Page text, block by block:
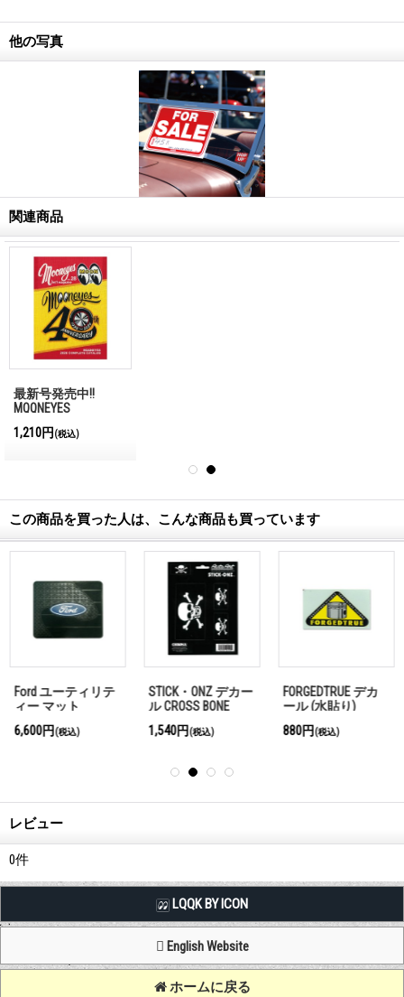
他の写真
関連商品
最新号発売中!!
MQQNEYES
Magazine No.28 2026
1,210円 (税込)
この商品を買った人は、こんな商品も買っています
Ford ユーティリテ
ィー マット
6,600円(税込)
STICK・ONZ デカー
ル CROSS BONE
1,540円(税込)
FORGEDTRUE デカ
ール (水貼り)
880円(税込)
レビュー
0件
LQQK BY ICON
English Website
ホームに戻る